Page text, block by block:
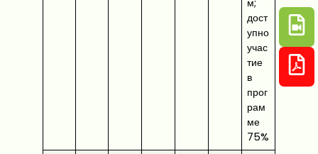
дост
упно
учас
тие
в
прог
рам
ме
75%